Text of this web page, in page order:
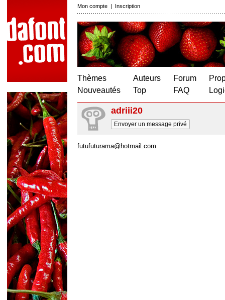
Mon compte | Inscription
Thèmes
Nouveautés
Auteurs
Top
Forum
FAQ
adriii20
Envoyer un message privé
futufuturama@hotmail.com